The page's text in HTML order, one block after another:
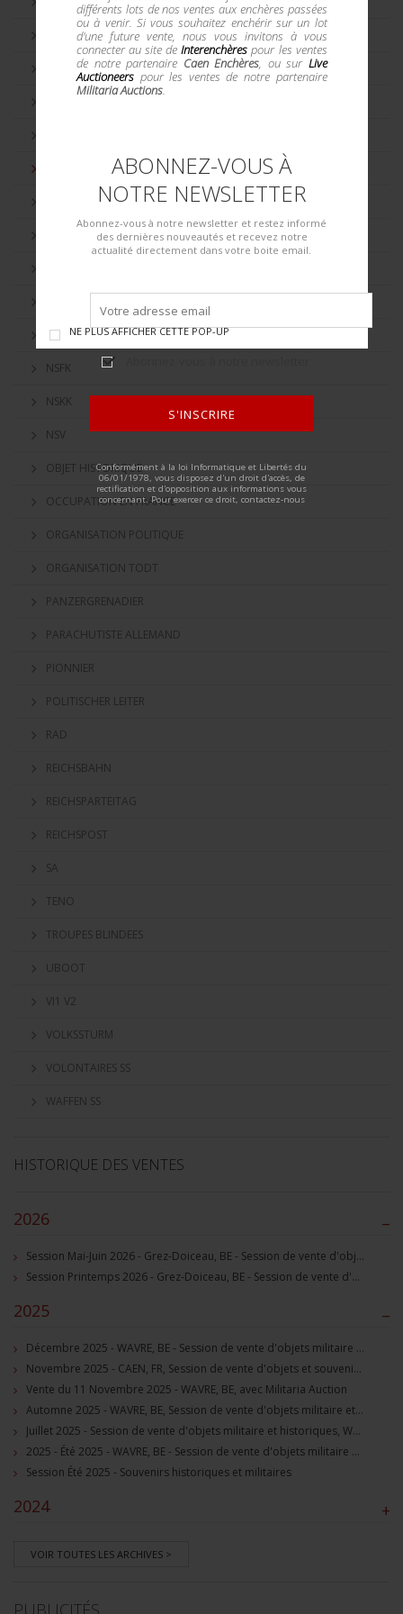
différents lots de nos ventes aux enchères passées
ou à venir. Si vous souhaitez enchérir sur un lot
d'une future vente, nous vous invitons à vous
connecter au site deInterenchères pour les ventes
de notre partenaire Caen Enchères, ou sur Live
Auctioneerspour les ventes de notre partenaire
Militaria Auctions.
ABONNEZ-VOUS À
NOTRE NEWSLETTER
Abonnez-vous à notre newsletter et restez informé
des dernières nouveautés et recevez notre
actualité directement dans votre boite email.
S'INSCRIRE
Conformément à la loi Informatique et Libertés du
06/01/1978, vous disposez d'un droit d'accès, de
rectification et d'opposition aux informations vous
concernant. Pour exercer ce droit, contactez-nous
NE PLUS AFFICHER CETTE POP-UP
DOUANE
JEUX OLYMPIQUE
KM TROPICAL
KRIEGSMARINE
LW PERSONNEL VOLANT
NSFK
NSKK
NSV
OBJET HISTORIQUE
OCCUPATION EN FRANCE
ORGANISATION POLITIQUE
ORGANISATION TODT
PANZERGRENADIER
PARACHUTISTE ALLEMAND
PIONNIER
POLITISCHER LEITER
RAD
REICHSBAHN
REICHSPARTEITAG
REICHSPOST
SA
TENO
TROUPES BLINDEES
UBOOT
VI1 V2
VOLKSSTURM
VOLONTAIRES SS
WAFFEN SS
HISTORIQUE DES VENTES
–
2026
Session Mai-Juin 2026 - Grez-Doiceau, BE - Session de vente d'objets militaire et souvenirs historiques
Session Printemps 2026 - Grez-Doiceau, BE - Session de vente d'objets militaire et souvenirs historiques
–
2025
Décembre 2025 - WAVRE, BE - Session de vente d'objets militaire et souvenirs historiques
Novembre 2025 - CAEN, FR, Session de vente d'objets et souvenirs militaires
Vente du 11 Novembre 2025 - WAVRE, BE, avec Militaria Auction
Automne 2025 - WAVRE, BE, Session de vente d'objets militaire et souvenirs historiques
Juillet 2025 - Session de vente d'objets militaire et historiques, Wavre, BE
2025 - Été 2025 - WAVRE, BE - Session de vente d'objets militaire et souvenirs historiques
Session Été 2025 - Souvenirs historiques et militaires
+
2024
VOIR TOUTES LES ARCHIVES >
PUBLICITÉS